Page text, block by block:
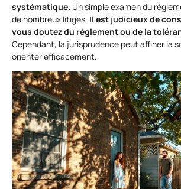
systématique. Un simple examen du
de nombreux litiges. Il est judicieux de
vous doutez du règlement ou de la
Cependant, la jurisprudence peut affiner la
orienter efficacement.